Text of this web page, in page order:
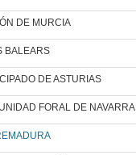
DE MURCIA
BALEARS
DE ASTURIAS
FORAL DE NAVARRA